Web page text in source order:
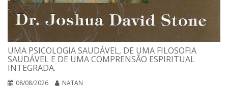
UMA PSICOLOGIA SAUDÁVEL, DE UMA FILOSOFIA
SAUDÁVEL E DE UMA COMPRENSÃO ESPIRITUAL
INTEGRADA.
08/08/2026 NATAN